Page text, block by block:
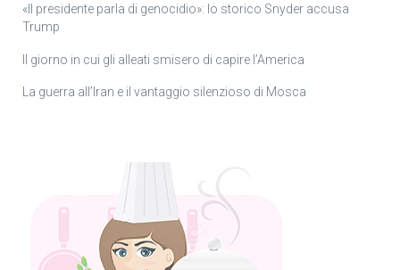
«Il presidente parla di genocidio»: lo storico Snyder accusa
Trump
Il giorno in cui gli alleati smisero di capire l’America
La guerra all’Iran e il vantaggio silenzioso di Mosca